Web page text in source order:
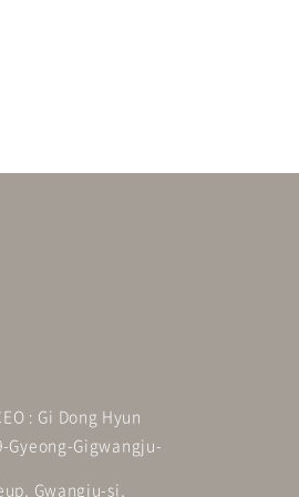
: Gi Dong Hyun
Gyeong-Gigwangju-
Gwangju-si,